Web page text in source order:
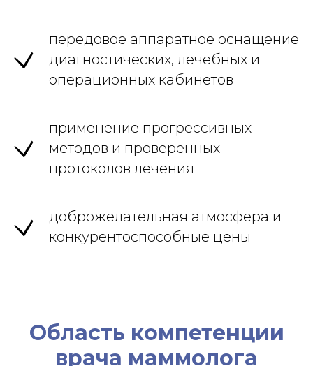
передовое аппаратное оснащение
диагностических, лечебных и
операционных кабинетов
применение прогрессивных
методов и проверенных
протоколов лечения
доброжелательная атмосфера и
конкурентоспособные цены
Область компетенции
врача маммолога